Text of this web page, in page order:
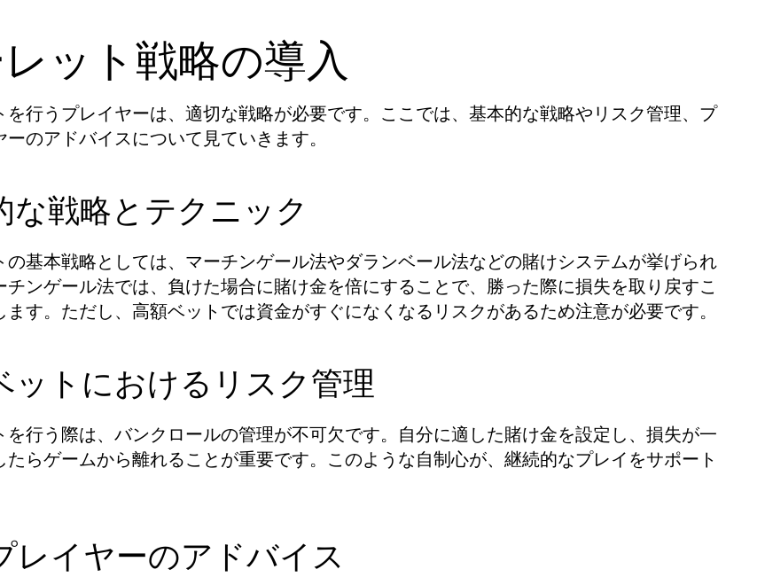
ット戦略の導入
を行うプレイヤーは、適切な戦略が必要です。ここでは、基本的な戦略やリスク管理、プ
ーのアドバイスについて見ていきます。
な戦略とテクニック
の基本戦略としては、マーチンゲール法やダランベール法などの賭けシステムが挙げられ
チンゲール法では、負けた場合に賭け金を倍にすることで、勝った際に損失を取り戻すこ
ます。ただし、高額ベットでは資金がすぐになくなるリスクがあるため注意が必要です。
ットにおけるリスク管理
を行う際は、バンクロールの管理が不可欠です。自分に適した賭け金を設定し、損失が一
たらゲームから離れることが重要です。このような自制心が、継続的なプレイをサポート
レイヤーのアドバイス